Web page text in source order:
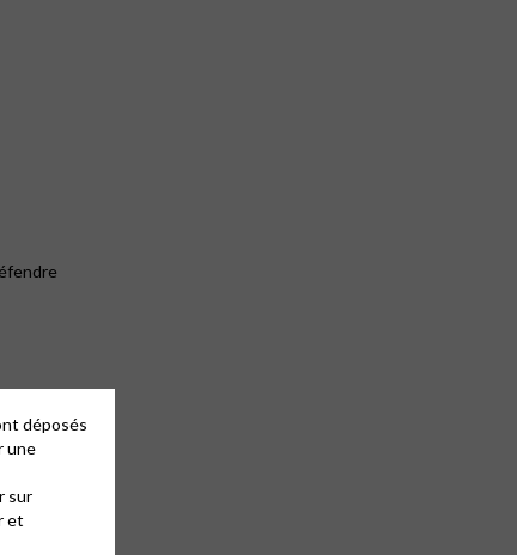
déposés
une
sur
et